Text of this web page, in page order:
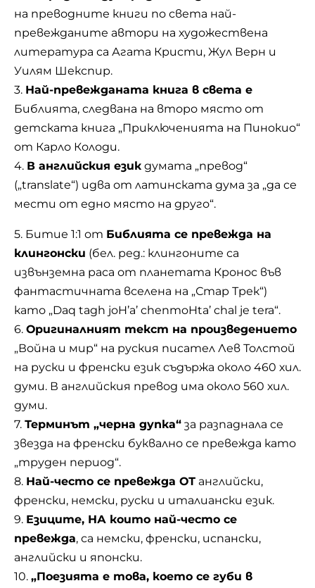
на преводните книги по света най-
превежданите автори на художествена
литература са Агата Кристи, Жул Верн и
Уилям Шекспир.
3. Най-превежданата книга в света е
Библията, следвана на второ място от
детската книга „Приключенията на Пинокио“
от Карло Колоди.
4. В английския език думата „превод“
(„translate“) идва от латинската дума за „да се
мести от едно място на друго“.
5. Битие 1:1 от Библията се превежда на
клингонски (бел. ред.: клингоните са
извънземна раса от планетата Кронос във
фантастичната вселена на „Стар Трек“)
като „Daq tagh joH’a’ chenmoHta’ chal je tera“.
6. Оригиналният текст на произведението
„Война и мир“ на руския писател Лев Толстой
на руски и френски език съдържа около 460 хил.
думи. В английския превод има около 560 хил.
думи.
7. Терминът „черна дупка“ за разпаднала се
звезда на френски буквално се превежда като
„труден период“.
8. Най-често се превежда ОТ английски,
френски, немски, руски и италиански език.
9. Езиците, НА които най-често се
превежда, са немски, френски, испански,
английски и японски.
10. „Поезията е това, което се губи в